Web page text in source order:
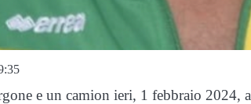
e un camion ieri, 1 febbraio 2024, a